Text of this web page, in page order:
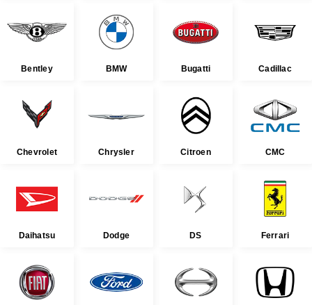
Bentley BMW Bugatti Cadillac
Chevrolet Chrysler Citroen CMC
Daihatsu Dodge DS Ferrari